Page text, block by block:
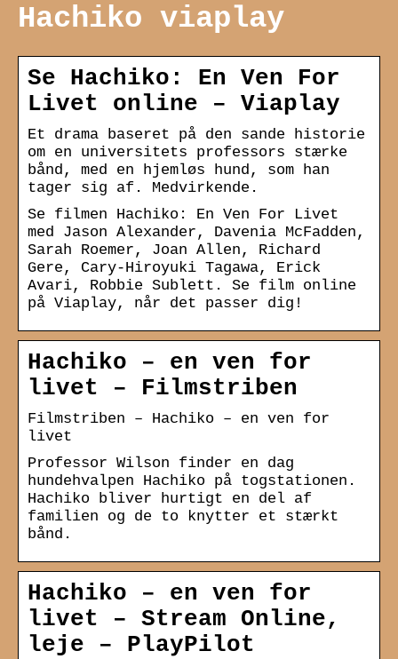
Hachiko viaplay
Se Hachiko: En Ven For
Livet online – Viaplay
Et drama baseret på den sande historie
om en universitets professors stærke
bånd, med en hjemløs hund, som han
tager sig af. Medvirkende.
Se filmen Hachiko: En Ven For Livet
med Jason Alexander, Davenia McFadden,
Sarah Roemer, Joan Allen, Richard
Gere, Cary-Hiroyuki Tagawa, Erick
Avari, Robbie Sublett. Se film online
på Viaplay, når det passer dig!
Hachiko – en ven for
livet – Filmstriben
Filmstriben – Hachiko – en ven for
livet
Professor Wilson finder en dag
hundehvalpen Hachiko på togstationen.
Hachiko bliver hurtigt en del af
familien og de to knytter et stærkt
bånd.
Hachiko – en ven for
livet – Stream Online,
leje – PlayPilot